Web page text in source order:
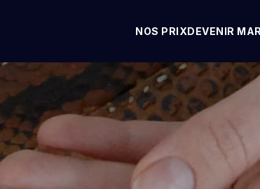
NOS PRIXDEVENIR